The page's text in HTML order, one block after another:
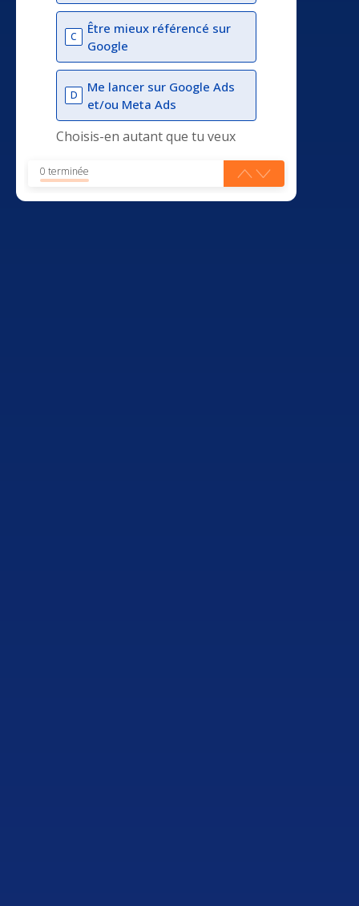
C
Être mieux référencé sur
Google
D
Me lancer sur Google Ads
et/ou Meta Ads
Choisis-en autant que tu veux
0 terminée